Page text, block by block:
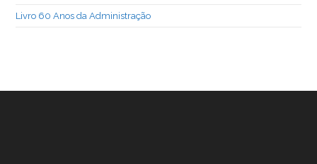
Livro 60 Anos da Administração